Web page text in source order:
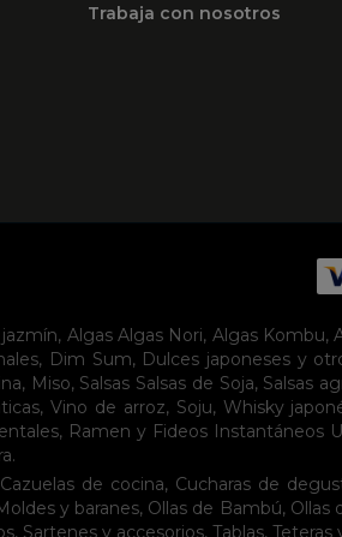
Trabaja con nosotros
, Algas Algas Nori, Algas Kombu,
, Dim Sum, Dulces japoneses y
, Miso, Salsas Salsas de Soja, Salsas
, Vino de arroz, Soju, Whisky
, Ramen y Fideos Instantáneos
.
Cazuelas de cocina, Cucharas de
y baranes, Ollas de Bambú, Ollas
, Sartenes y accesorios, Tablas, Teteras